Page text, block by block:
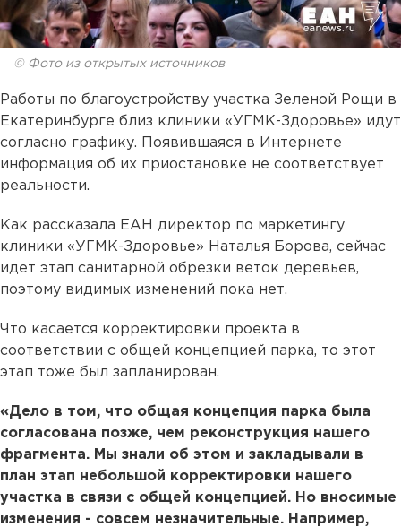
© Фото из открытых источников
Работы по благоустройству участка Зеленой Рощи в
Екатеринбурге близ клиники «УГМК-Здоровье» идут
согласно графику. Появившаяся в Интернете
информация об их приостановке не соответствует
реальности.
Как рассказала ЕАН директор по маркетингу
клиники «УГМК-Здоровье» Наталья Борова, сейчас
идет этап санитарной обрезки веток деревьев,
поэтому видимых изменений пока нет.
Что касается корректировки проекта в
соответствии с общей концепцией парка, то этот
этап тоже был запланирован.
«Дело в том, что общая концепция парка была
согласована позже, чем реконструкция нашего
фрагмента. Мы знали об этом и закладывали в
план этап небольшой корректировки нашего
участка в связи с общей концепцией. Но вносимые
изменения - совсем незначительные. Например,